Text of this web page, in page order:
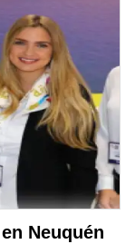
Neuquén